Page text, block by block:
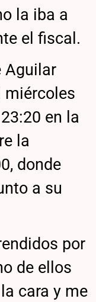
la iba a
el fiscal.
Aguilar
miércoles
en la
la
donde
a su
por
de ellos
cara y me